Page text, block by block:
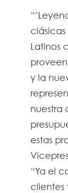
Latinos
y la
nuestra
estas
“Ya el
clientes